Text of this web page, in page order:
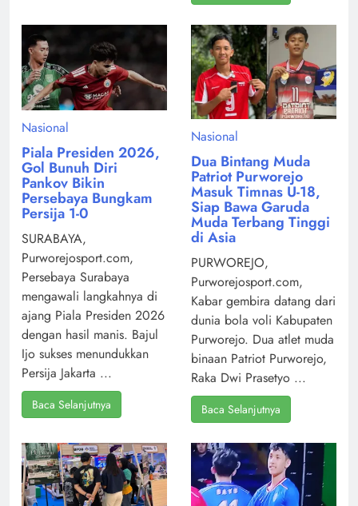
Nasional
Piala Presiden 2026,
Gol Bunuh Diri
Pankov Bikin
Persebaya Bungkam
Persija 1-0
SURABAYA,
Purworejosport.com,
Persebaya Surabaya
mengawali langkahnya di
ajang Piala Presiden 2026
dengan hasil manis. Bajul
Ijo sukses menundukkan
Persija Jakarta ...
Baca Selanjutnya
Nasional
Dua Bintang Muda
Patriot Purworejo
Masuk Timnas U-18,
Siap Bawa Garuda
Muda Terbang Tinggi
di Asia
PURWOREJO,
Purworejosport.com,
Kabar gembira datang dari
dunia bola voli Kabupaten
Purworejo. Dua atlet muda
binaan Patriot Purworejo,
Raka Dwi Prasetyo ...
Baca Selanjutnya